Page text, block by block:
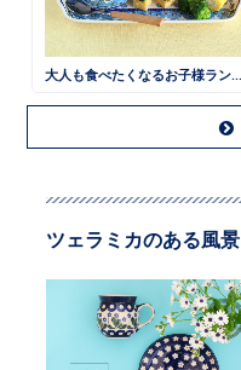
大人も食べたくなるお子様ランチ 鶏そぼろごはん
ツェラミカのある風景